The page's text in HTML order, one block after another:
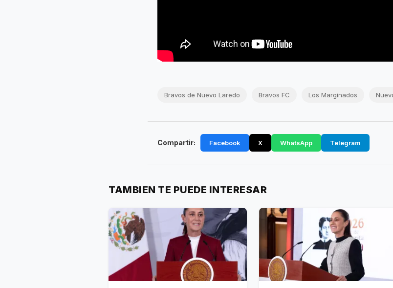
Bravos de Nuevo Laredo Bravos FC Los Marginados
Compartir: Facebook X WhatsApp Telegram
TAMBIEN TE PUEDE INTERESAR